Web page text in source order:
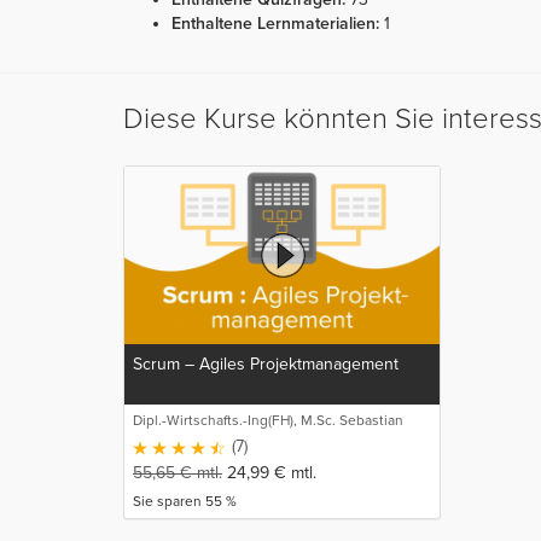
Enthaltene Lernmaterialien: 1
Diese Kurse könnten Sie
Scrum – Agiles Projektmanagement
Dipl.-Wirtschafts.-Ing(FH), M.Sc. Sebastian
Schneider
(7)
55,65€mtl. 24,99 € mtl.
Sie sparen 55 %